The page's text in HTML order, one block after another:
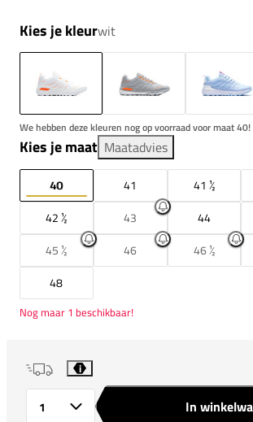
Kies je kleurwit
We hebben deze kleuren nog op voorraad voor maat 40!
Kies je maat Maatadvies
40 41 41 ½
42 ½
43 44
45 ½
46 46 ½
48
Nog maar 1 beschikbaar!
i
In